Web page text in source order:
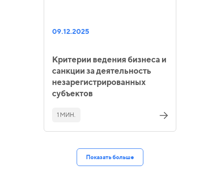
09.12.2025
Критерии ведения бизнеса и
санкции за деятельность
незарегистрированных
субъектов
1 МИН.
Показать больше